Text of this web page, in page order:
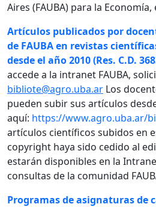
Aires (FAUBA) para la
Artículos publicados por
de FAUBA en revistas
desde el año 2010 (Res. C.D.
accede a la intranet FAUBA,
bibliote@agro.uba.ar Los
pueden subir sus artículos
aquí: https://www.agro.uba.ar/
artículos científicos subidos en
copyright haya sido cedido al
estarán disponibles en la
consultas de la comunidad
Programas de asignaturas de